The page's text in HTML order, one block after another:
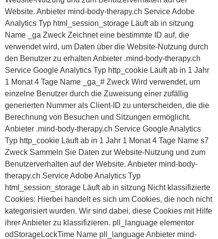
Website. Anbieter mind-body-therapy.ch Service Adobe
Analytics Typ html_session_storage Läuft ab in sitzung
Name _ga Zweck Zeichnet eine bestimmte ID auf, die
verwendet wird, um Daten über die Website-Nutzung durch
den Benutzer zu erhalten Anbieter .mind-body-therapy.ch
Service Google Analytics Typ http_cookie Läuft ab in 1 Jahr
1 Monat 4 Tage Name _ga_# Zweck Wird verwendet, um
einzelne Benutzer durch die Zuweisung einer zufällig
generierten Nummer als Client-ID zu unterscheiden, die die
Berechnung von Besuchen und Sitzungen ermöglicht.
Anbieter .mind-body-therapy.ch Service Google Analytics
Typ http_cookie Läuft ab in 1 Jahr 1 Monat 4 Tage Name s7
Zweck Sammeln Sie Daten zur Website-Nutzung und zum
Benutzerverhalten auf der Website. Anbieter mind-body-
therapy.ch Service Adobe Analytics Typ
html_session_storage Läuft ab in sitzung Nicht klassifizierte
Cookies: Hierbei handelt es sich um Cookies, die noch nicht
kategorisiert wurden. Wir sind dabei, diese Cookies mit Hilfe
ihrer Anbieter zu klassifizieren. pll_language elementor
odStorageLockTime Name pll_language Anbieter mind-